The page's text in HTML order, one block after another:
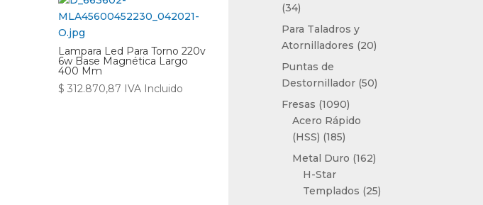
Lampara Led Para Torno 220v
6w Base Magnética Largo
400 Mm
$ 312.870,87 IVA Incluido
3434
productos
Para Taladros y
Atornilladores
2020
Puntas de
Destornillador 5050
Fresas 10901090
productos
Acero Rápido
(HSS) 185185
productos
Metal Duro 162162
H-Star
Templados
2525